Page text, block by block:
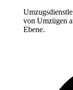
von Umzügen
Ebene.